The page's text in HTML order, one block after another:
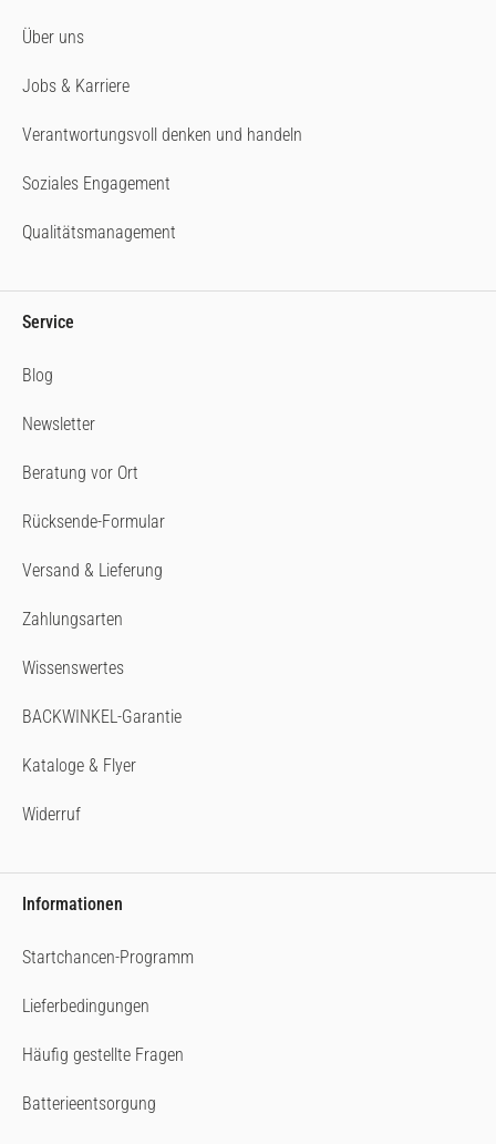
Über uns
Jobs & Karriere
Verantwortungsvoll denken und handeln
Soziales Engagement
Qualitätsmanagement
Service
Blog
Newsletter
Beratung vor Ort
Rücksende-Formular
Versand & Lieferung
Zahlungsarten
Wissenswertes
BACKWINKEL-Garantie
Kataloge & Flyer
Widerruf
Informationen
Startchancen-Programm
Lieferbedingungen
Häufig gestellte Fragen
Batterieentsorgung